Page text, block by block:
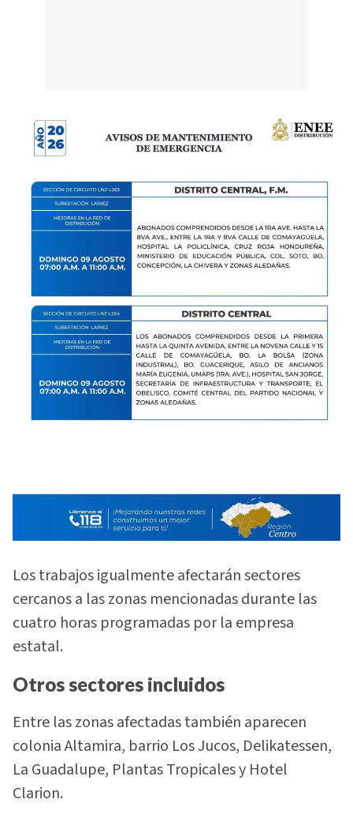
Los trabajos igualmente afectarán sectores
cercanos a las zonas mencionadas durante las
cuatro horas programadas por la empresa
estatal.
Otros sectores incluidos
Entre las zonas afectadas también aparecen
colonia Altamira, barrio Los Jucos, Delikatessen,
La Guadalupe, Plantas Tropicales y Hotel
Clarion.